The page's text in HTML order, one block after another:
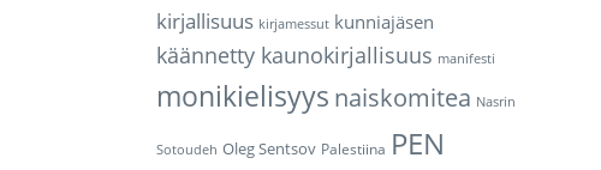
kirjallisuus kirjamessut kunniajäsen
käännetty kaunokirjallisuus manifesti
monikielisyys naiskomitea Nasrin
Sotoudeh Oleg Sentsov Palestiina PEN